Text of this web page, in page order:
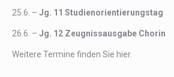
25.6. – Jg. 11 Studienorientierungstag
26.6. – Jg. 12 Zeugnissausgabe Chorin
Weitere Termine finden Sie hier.